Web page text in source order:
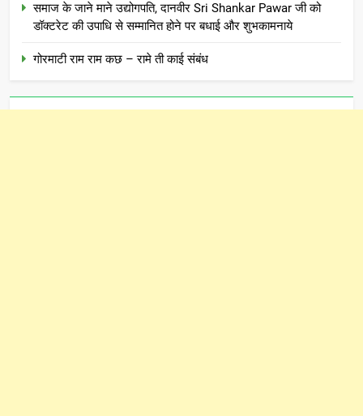
समाज के जाने माने उद्योगपति, दानवीर Sri Shankar Pawar जी को
डॉक्टरेट की उपाधि से सम्मानित होने पर बधाई और शुभकामनाये
गोरमाटी राम राम कछ – रामे ती काई संबंध